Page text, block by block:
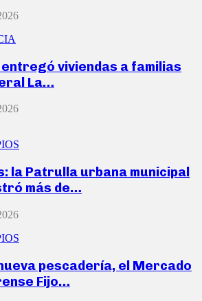
viviendas a familias
La…
la Patrulla urbana municipal
más de…
pescadería, el Mercado
Fijo…